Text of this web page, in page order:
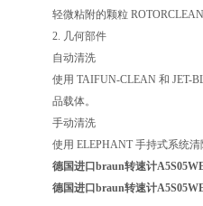
轻微粘附的颗粒 ROTORCLEAN
2. 几何部件
自动清洗
使用 TAIFUN-CLEAN 和 JET-
品载体。
手动清洗
使用 ELEPHANT 手持式系统清
德国进口braun转速计
德国进口braun转速计